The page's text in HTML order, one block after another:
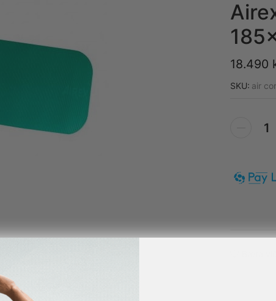
18.490
SKU: air